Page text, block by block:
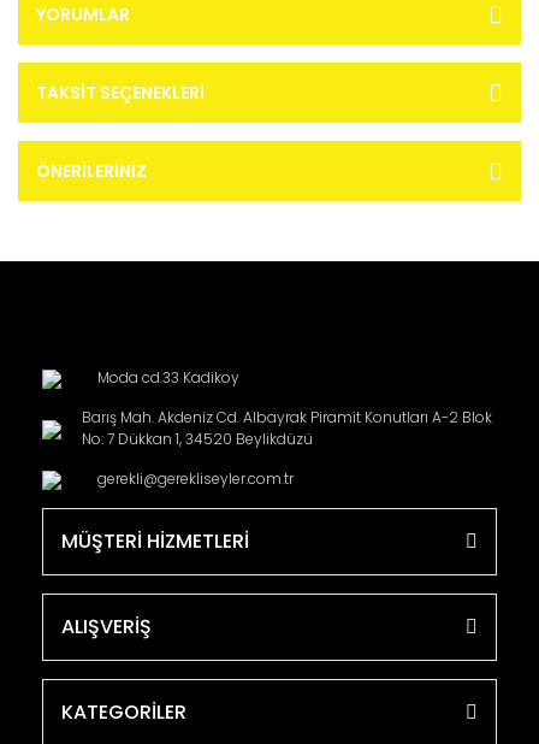
YORUMLAR
TAKSIT SEÇENEKLERI
ÖNERILERINIZ
Moda cd.33 Kadikoy
Barış Mah. Akdeniz Cd. Albayrak Piramit Konutları A-2 Blok
No: 7 Dükkan 1, 34520 Beylikdüzü
gerekli@gerekliseyler.com.tr
MÜŞTERİ HİZMETLERİ
ALIŞVERİŞ
KATEGORİLER